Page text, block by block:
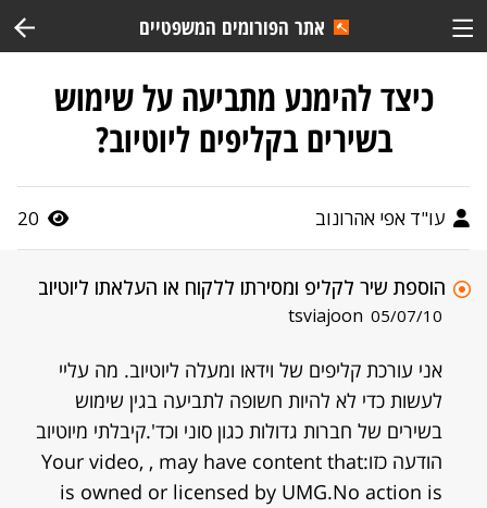
אתר הפורומים המשפטיים
כיצד להימנע מתביעה על שימוש
בשירים בקליפים ליוטיוב?
עו"ד אפי אהרונוב 20
הוספת שיר לקליפ ומסירתו ללקוח או העלאתו ליוטיוב
tsviajoon 05/07/10
אני עורכת קליפים של וידאו ומעלה ליוטיוב. מה עליי
לעשות כדי לא להיות חשופה לתביעה בגין שימוש
בשירים של חברות גדולות כגון סוני וכד'.קיבלתי מיוטיוב
הודעה כזו:Your video, , may have content that
is owned or licensed by UMG.No action is